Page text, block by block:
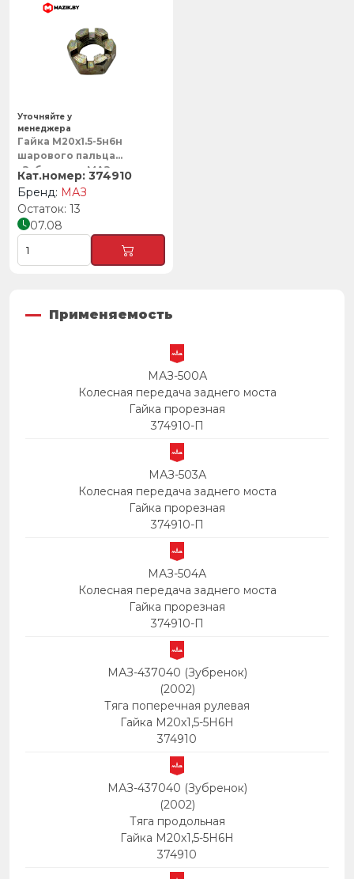
Гайка М20х1.5-5н6н
шарового пальца
«Зубренок», МАЗ374910
МАЗ
13
07.08
Уточняйте у
менеджера
Применяемость
МАЗ-500А
Колесная передача заднего моста
Гайка прорезная
374910-П
МАЗ-503А
Колесная передача заднего моста
Гайка прорезная
374910-П
МАЗ-504А
Колесная передача заднего моста
Гайка прорезная
374910-П
МАЗ-437040 (Зубренок)
(2002)
Тяга поперечная рулевая
Гайка М20х1,5-5Н6Н
374910
МАЗ-437040 (Зубренок)
(2002)
Тяга продольная
Гайка М20х1,5-5Н6Н
374910